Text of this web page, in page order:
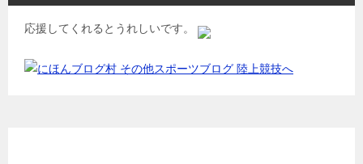
応援してくれるとうれしいです。